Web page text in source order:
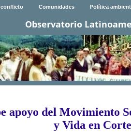
conflicto Comunidades Política
Observatorio
apoyo del Movimiento
y Vida en